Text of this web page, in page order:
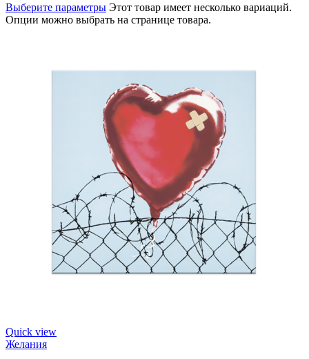
Выберите параметры Этот товар имеет несколько вариаций.
Опции можно выбрать на странице товара.
Quick view
Желания